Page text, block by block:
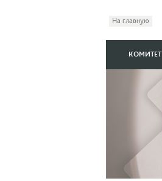
На главную
КОМИТЕТ